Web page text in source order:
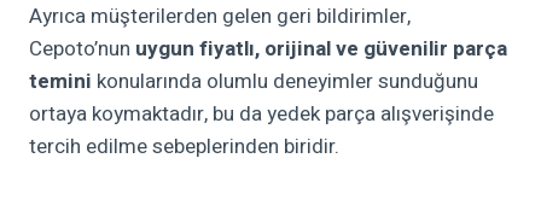
Ayrıca müşterilerden gelen geri bildirimler,
Cepoto’nun uygun fiyatlı, orijinal ve güvenilir parça
temini konularında olumlu deneyimler sunduğunu
ortaya koymaktadır, bu da yedek parça alışverişinde
tercih edilme sebeplerinden biridir.